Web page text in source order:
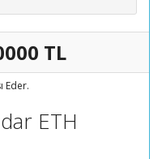
TL
Eder.
ETH